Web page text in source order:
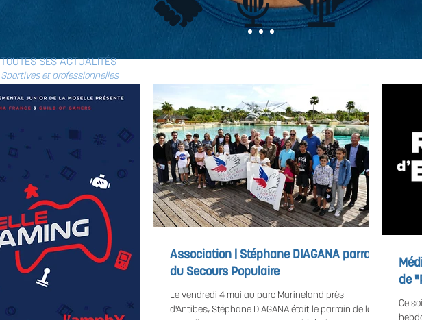
TOUTES SES ACTUALITÉS
Sportives et professionnelles
Association | Stéphane DIAGANA parrain
du Secours Populaire
Le vendredi 4 mai au parc Marineland près
d'Antibes, Stéphane DIAGANA était le parrain de la
de
Ce